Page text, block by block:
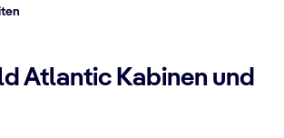
Atlantic Kabinen und